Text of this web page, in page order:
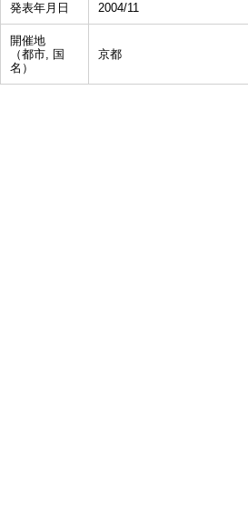
発表年月日 2004/11
開催地
（都市, 国
名）
京都